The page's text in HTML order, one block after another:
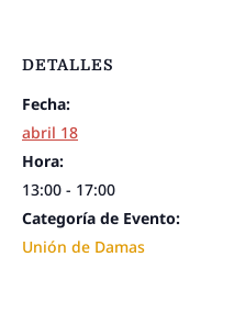
DETALLES
Fecha:
abril 18
Hora:
13:00 - 17:00
Categoría de Evento:
Unión de Damas